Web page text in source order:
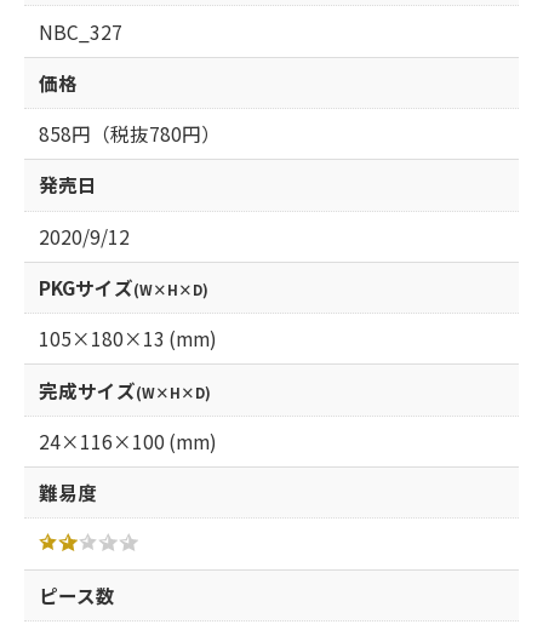
NBC_327
価格
858円（税抜780円）
発売日
2020/9/12
PKGサイズ(W×H×D)
105×180×13 (mm)
完成サイズ(W×H×D)
24×116×100 (mm)
難易度
ピース数